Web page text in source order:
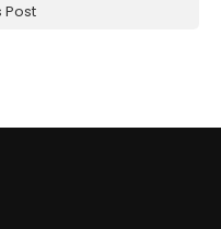
Post